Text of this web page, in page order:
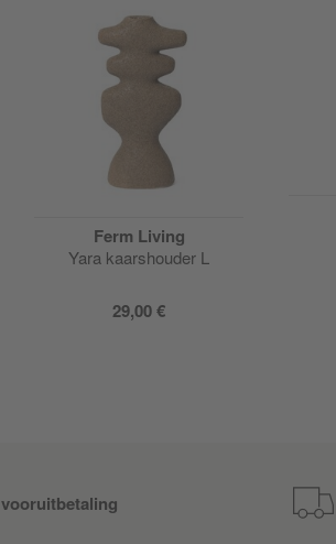
Ferm Living
Yara kaarshouder L
29,00 €